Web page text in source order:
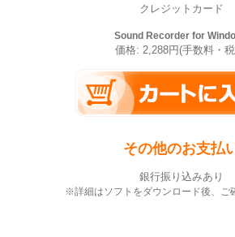
クレジットカード
Sound Recorder for
価格: 2,288円(手数料・
その他のお支払
銀行振り込みあり
※詳細はソフトをダウンロード後、ご